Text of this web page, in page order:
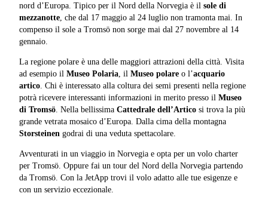
nord d’Europa. Tipico per il Nord della Norvegia è il sole di
mezzanotte , che dal 17 maggio al 24 luglio non tramonta mai. In
compenso il sole a Tromsö non sorge mai dal 27 novembre al 14
gennaio.
La regione polare è una delle maggiori attrazioni della città. Visita
ad esempio il Museo Polaria , il Museo polare o l’acquario
artico . Chi è interessato alla coltura dei semi presenti nella regione
potrà ricevere interessanti informazioni in merito presso il Museo
di Tromsö . Nella bellissima Cattedrale dell’Artico si trova la più
grande vetrata mosaico d’Europa. Dalla cima della montagna
Storsteinen godrai di una veduta spettacolare.
Avventurati in un viaggio in Norvegia e opta per un volo charter
per Tromsö. Oppure fai un tour del Nord della Norvegia partendo
da Tromsö. Con la JetApp trovi il volo adatto alle tue esigenze e
con un servizio eccezionale.